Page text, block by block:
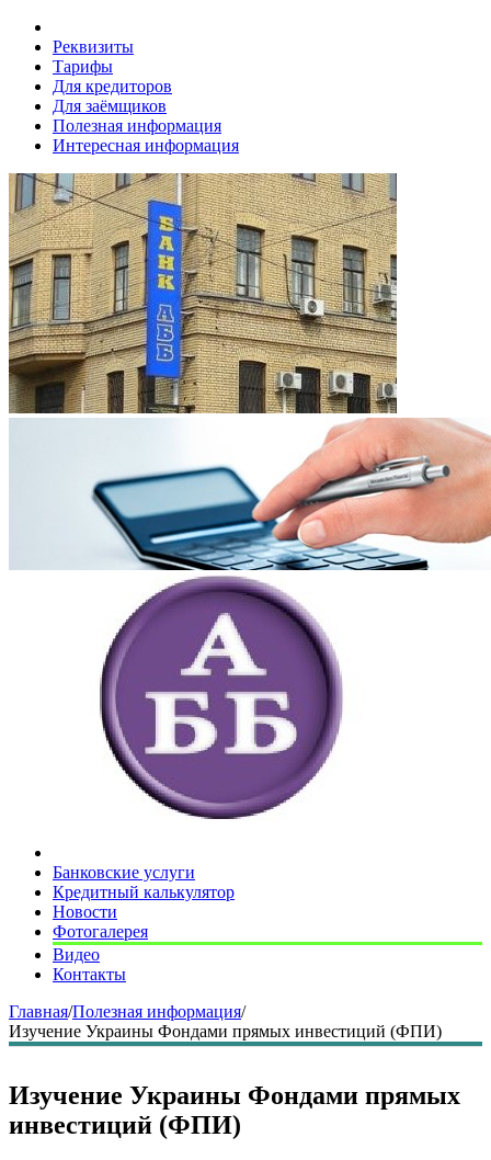
Реквизиты
Тарифы
Для кредиторов
Для заёмщиков
Полезная информация
Интересная информация
Банковские услуги
Кредитный калькулятор
Новости
Фотогалерея
Видео
Контакты
Главная/Полезная информация/
Изучение Украины Фондами прямых инвестиций (ФПИ)
Изучение Украины Фондами прямых
инвестиций (ФПИ)